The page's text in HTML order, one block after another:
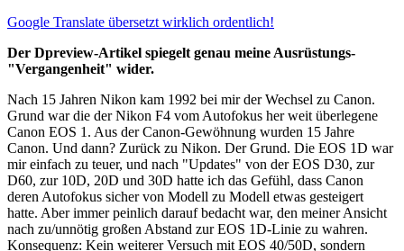
Google Translate übersetzt wirklich ordentlich!
Der Dpreview-Artikel spiegelt genau meine Ausrüstungs-
"Vergangenheit" wider.
Nach 15 Jahren Nikon kam 1992 bei mir der Wechsel zu Canon.
Grund war die der Nikon F4 vom Autofokus her weit überlegene
Canon EOS 1. Aus der Canon-Gewöhnung wurden 15 Jahre
Canon. Und dann? Zurück zu Nikon. Der Grund. Die EOS 1D war
mir einfach zu teuer, und nach "Updates" von der EOS D30, zur
D60, zur 10D, 20D und 30D hatte ich das Gefühl, dass Canon
deren Autofokus sicher von Modell zu Modell etwas gesteigert
hatte. Aber immer peinlich darauf bedacht war, den meiner Ansicht
nach zu/unnötig großen Abstand zur EOS 1D-Linie zu wahren.
Konsequenz: Kein weiterer Versuch mit EOS 40/50D, sondern